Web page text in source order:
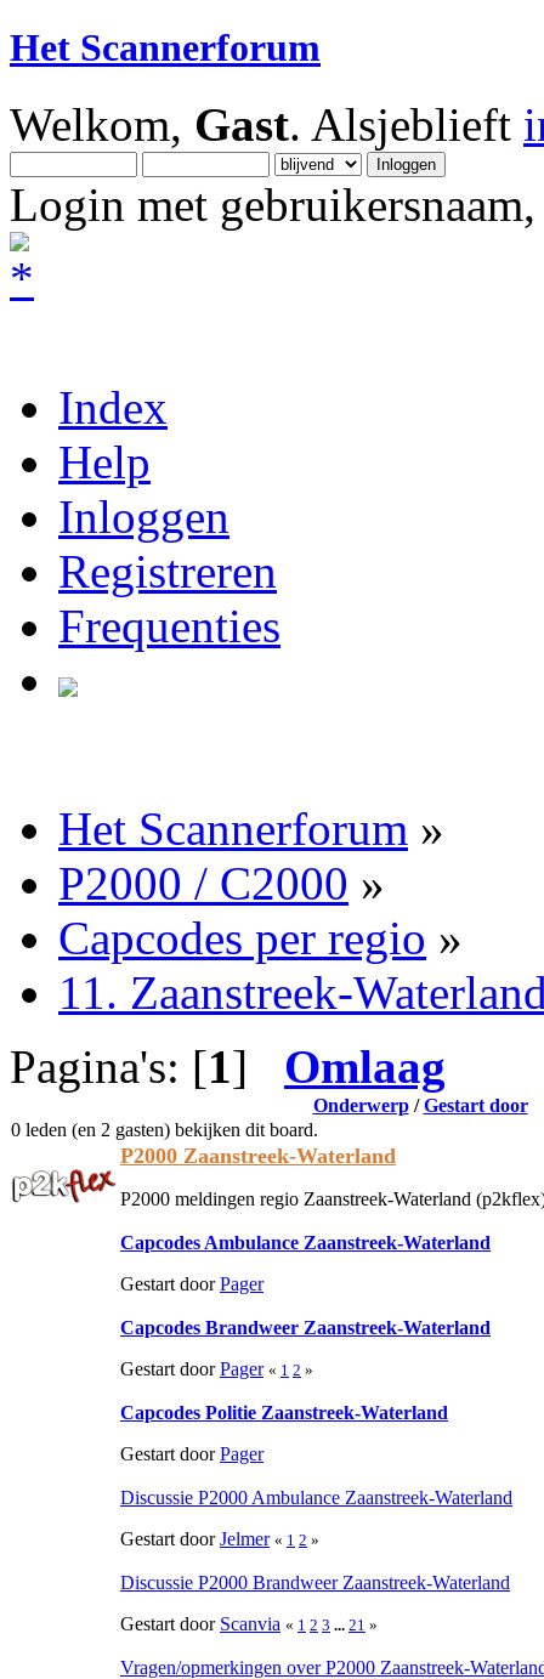
Het Scannerforum
Welkom, Gast. Alsjeblieft
Login met
Index
Help
Inloggen
Registreren
Frequenties
Het Scannerforum »
P2000 / C2000 »
Capcodes per regio »
11. Zaanstreek-
Pagina's: [1] Omlaag
Onderwerp/Gestart door
0 leden (en 2 gasten) bekijken dit board.
P2000 Zaanstreek-Waterland
P2000 meldingen regio Zaanstreek-Waterland
Capcodes Ambulance Zaanstreek-Waterland
Gestart doorPager
Capcodes Brandweer Zaanstreek-Waterland
Gestart doorPager « 1 2 »
Capcodes Politie Zaanstreek-Waterland
Gestart doorPager
Discussie P2000 Ambulance Zaanstreek-Waterland
Gestart doorJelmer « 1 2 »
Discussie P2000 Brandweer Zaanstreek-Waterland
Gestart door Scanvia « 1 2 3 ... 21 »
Vragen/opmerkingen over P2000 Zaanstreek-